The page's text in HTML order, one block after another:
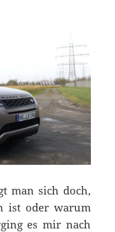
man sich doch,
ist oder warum
es mir nach